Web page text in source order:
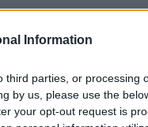
Information
parties, or processing
by us, please use the
your opt-out request is